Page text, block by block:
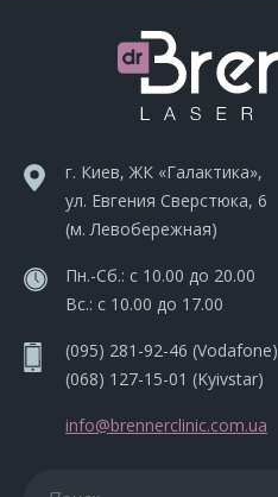
г. Киев, ЖК «Галактика»,
ул. Евгения Сверстюка, 6
(м. Левобережная)
Пн.-Сб.: с 10.00 до 20.00
Вс.: с 10.00 до 17.00
(095) 281-92-46 (Vodafone)
(068) 127-15-01 (Kyivstar)
info@brennerclinic.com.ua